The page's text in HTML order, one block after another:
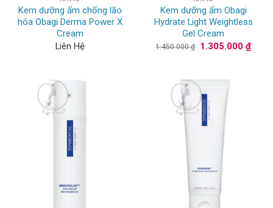
Kem dưỡng ẩm chống lão
hóa Obagi Derma Power X
Cream
Liên Hệ
Kem dưỡng ẩm Obagi
Hydrate Light Weightless
Gel Cream
1.450.000₫ Giá
1.305.000 ₫Giá
hiện